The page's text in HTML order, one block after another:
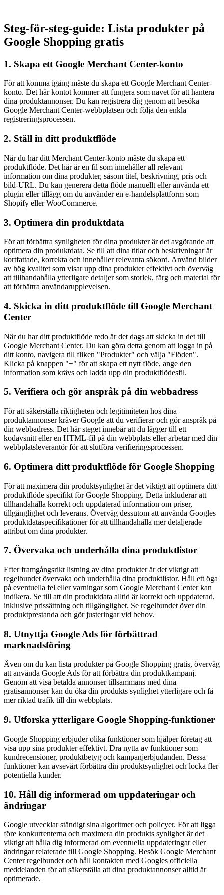
Steg-för-steg-guide: Lista produkter på
Google Shopping gratis
1. Skapa ett Google Merchant Center-konto
För att komma igång måste du skapa ett Google Merchant Center-
konto. Det här kontot kommer att fungera som navet för att hantera
dina produktannonser. Du kan registrera dig genom att besöka
Google Merchant Center-webbplatsen och följa den enkla
registreringsprocessen.
2. Ställ in ditt produktflöde
När du har ditt Merchant Center-konto måste du skapa ett
produktflöde. Det här är en fil som innehåller all relevant
information om dina produkter, såsom titel, beskrivning, pris och
bild-URL. Du kan generera detta flöde manuellt eller använda ett
plugin eller tillägg om du använder en e-handelsplattform som
Shopify eller WooCommerce.
3. Optimera din produktdata
För att förbättra synligheten för dina produkter är det avgörande att
optimera din produktdata. Se till att dina titlar och beskrivningar är
kortfattade, korrekta och innehåller relevanta sökord. Använd bilder
av hög kvalitet som visar upp dina produkter effektivt och överväg
att tillhandahålla ytterligare detaljer som storlek, färg och material för
att förbättra användarupplevelsen.
4. Skicka in ditt produktflöde till Google Merchant
Center
När du har ditt produktflöde redo är det dags att skicka in det till
Google Merchant Center. Du kan göra detta genom att logga in på
ditt konto, navigera till fliken "Produkter" och välja "Flöden".
Klicka på knappen "+" för att skapa ett nytt flöde, ange den
information som krävs och ladda upp din produktflödesfil.
5. Verifiera och gör anspråk på din webbadress
För att säkerställa riktigheten och legitimiteten hos dina
produktannonser kräver Google att du verifierar och gör anspråk på
din webbadress. Det här steget innebär att du lägger till ett
kodavsnitt eller en HTML-fil på din webbplats eller arbetar med din
webbplatsleverantör för att slutföra verifieringsprocessen.
6. Optimera ditt produktflöde för Google Shopping
För att maximera din produktsynlighet är det viktigt att optimera ditt
produktflöde specifikt för Google Shopping. Detta inkluderar att
tillhandahålla korrekt och uppdaterad information om priser,
tillgänglighet och leverans. Överväg dessutom att använda Googles
produktdataspecifikationer för att tillhandahålla mer detaljerade
attribut om dina produkter.
7. Övervaka och underhålla dina produktlistor
Efter framgångsrikt listning av dina produkter är det viktigt att
regelbundet övervaka och underhålla dina produktlistor. Håll ett öga
på eventuella fel eller varningar som Google Merchant Center kan
indikera. Se till att din produktdata alltid är korrekt och uppdaterad,
inklusive prissättning och tillgänglighet. Se regelbundet över din
produktprestanda och gör justeringar vid behov.
8. Utnyttja Google Ads för förbättrad
marknadsföring
Även om du kan lista produkter på Google Shopping gratis, överväg
att använda Google Ads för att förbättra din produktkampanj.
Genom att visa betalda annonser tillsammans med dina
gratisannonser kan du öka din produkts synlighet ytterligare och få
mer riktad trafik till din webbplats.
9. Utforska ytterligare Google Shopping-funktioner
Google Shopping erbjuder olika funktioner som hjälper företag att
visa upp sina produkter effektivt. Dra nytta av funktioner som
kundrecensioner, produktbetyg och kampanjerbjudanden. Dessa
funktioner kan avsevärt förbättra din produktsynlighet och locka fler
potentiella kunder.
10. Håll dig informerad om uppdateringar och
ändringar
Google utvecklar ständigt sina algoritmer och policyer. För att ligga
före konkurrenterna och maximera din produkts synlighet är det
viktigt att hålla dig informerad om eventuella uppdateringar eller
ändringar relaterade till Google Shopping. Besök Google Merchant
Center regelbundet och håll kontakten med Googles officiella
meddelanden för att säkerställa att dina produktannonser alltid är
optimerade.